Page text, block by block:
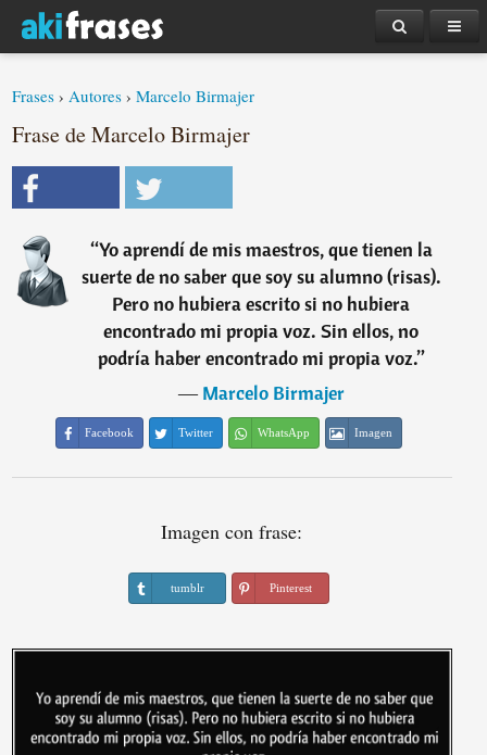
Frases ›Autores ›Marcelo Birmajer
Frase de Marcelo Birmajer
“Yo aprendí de mis maestros, que tienen la
suerte de no saber que soy su alumno (risas).
Pero no hubiera escrito si no hubiera
encontrado mi propia voz. Sin ellos, no
podría haber encontrado mi propia voz.”
―Marcelo Birmajer
Facebook Twitter WhatsApp Imagen
Imagen con frase:
tumblr Pinterest